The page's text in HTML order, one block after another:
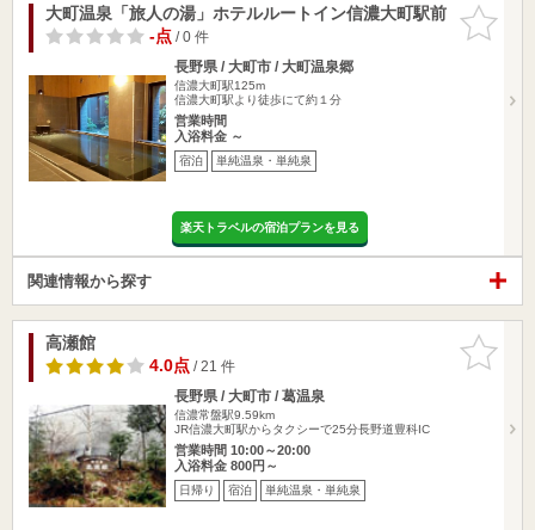
お気に入
りに追加
大町温泉「旅人の湯」ホテルルートイン信濃大町駅前
-点/ 0 件
長野県 / 大町市 / 大町温泉郷
信濃大町駅125m
信濃大町駅より徒歩にて約１分
営業時間
入浴料金 ～
宿泊 単純温泉・単純泉
楽天トラベルの宿泊プランを見る
関連情報から探す
お気に入
りに追加
高瀬館
4.0点/ 21 件
長野県 / 大町市 / 葛温泉
信濃常盤駅9.59km
JR信濃大町駅からタクシーで25分長野道豊科IC
営業時間 10:00～20:00
入浴料金 800円～
日帰り 宿泊 単純温泉・単純泉